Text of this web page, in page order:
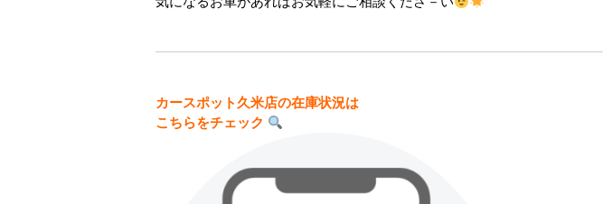
カースポット久米店の在庫状況は
こちらをチェック